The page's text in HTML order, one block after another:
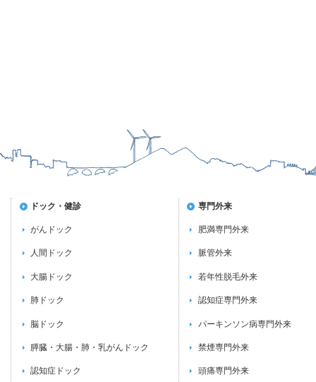
ドック・健診
がんドック
人間ドック
大腸ドック
肺ドック
脳ドック
膵臓・大腸・肺・乳がんドック
認知症ドック
専門外来
肥満専門外来
脈管外来
若年性脱毛外来
認知症専門外来
パーキンソン病専門外来
禁煙専門外来
頭痛専門外来